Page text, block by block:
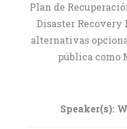
Plan de
Disaster
alternativas
pública como
Speaker(s):